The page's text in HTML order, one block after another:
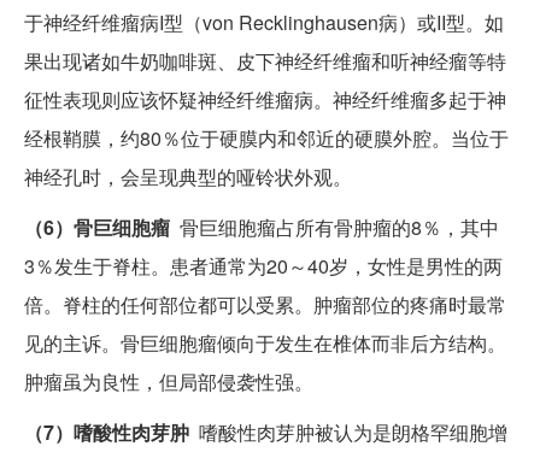
于神经纤维瘤病I型（von Recklinghausen病）或II型。如
果出现诸如牛奶咖啡斑、皮下神经纤维瘤和听神经瘤等特
征性表现则应该怀疑神经纤维瘤病。神经纤维瘤多起于神
经根鞘膜，约80％位于硬膜内和邻近的硬膜外腔。当位于
神经孔时，会呈现典型的哑铃状外观。
（6）骨巨细胞瘤 骨巨细胞瘤占所有骨肿瘤的8％，其中
3％发生于脊柱。患者通常为20～40岁，女性是男性的两
倍。脊柱的任何部位都可以受累。肿瘤部位的疼痛时最常
见的主诉。骨巨细胞瘤倾向于发生在椎体而非后方结构。
肿瘤虽为良性，但局部侵袭性强。
（7）嗜酸性肉芽肿 嗜酸性肉芽肿被认为是朗格罕细胞增